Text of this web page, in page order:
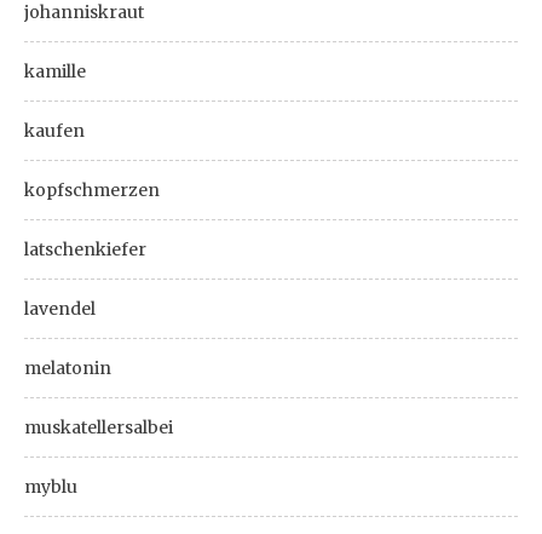
johanniskraut
kamille
kaufen
kopfschmerzen
latschenkiefer
lavendel
melatonin
muskatellersalbei
myblu